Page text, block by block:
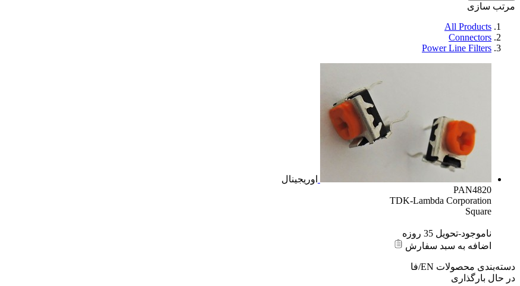
مرتب سازی
All Products
Connectors
Power Line Filters
اوریجینال
PAN4820
TDK-Lambda Corporation
Square
ناموجود-تحویل 35 روزه
اضافه به سبد سفارش
دسته‌بندی محصولات EN/فا
در حال بارگذاری